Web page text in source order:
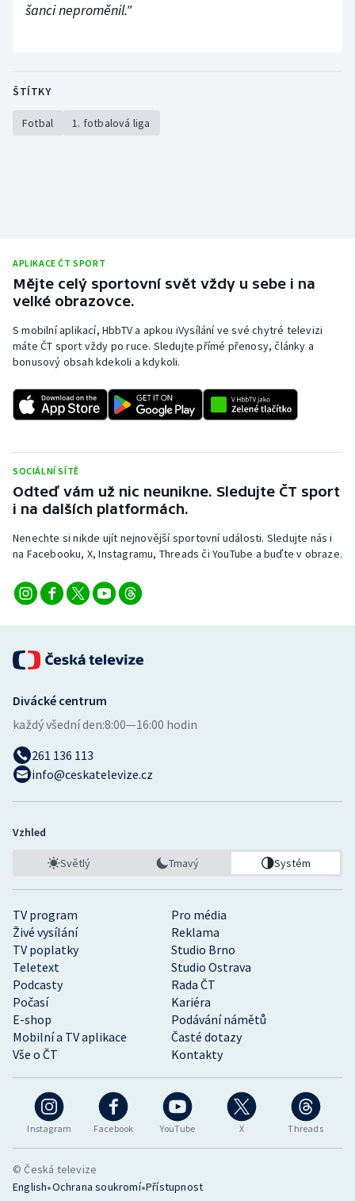
šanci neproměnil."
ŠTÍTKY
Fotbal 1. fotbalová liga
APLIKACE ČT SPORT
Mějte celý sportovní svět vždy u sebe i na
velké obrazovce.
S mobilní aplikací, HbbTV a apkou iVysílání ve své chytré televizi
máte ČT sport vždy po ruce. Sledujte přímé přenosy, články a
bonusový obsah kdekoli a kdykoli.
SOCIÁLNÍ SÍTĚ
Odteď vám už nic neunikne. Sledujte ČT sport
i na dalších platformách.
Nenechte si nikde ujít nejnovější sportovní události. Sledujte nás i
na Facebooku, X, Instagramu, Threads či YouTube a buďte v obraze.
Instagram Facebook YouTube X Threads
TV program
Pro média
Živé vysílání
Reklama
TV poplatky
Studio Brno
Teletext
Studio Ostrava
Podcasty
Rada ČT
Počasí
Kariéra
E-shop
Podávání námětů
Mobilní a TV aplikace
Časté dotazy
Vše o ČT
Kontakty
Divácké centrum
každý všední den:8:00—16:00 hodin
261 136 113
info@ceskatelevize.cz
Vzhled
Světlý Tmavý Systém
© Česká televize
English•Ochrana soukromí•Přístupnost